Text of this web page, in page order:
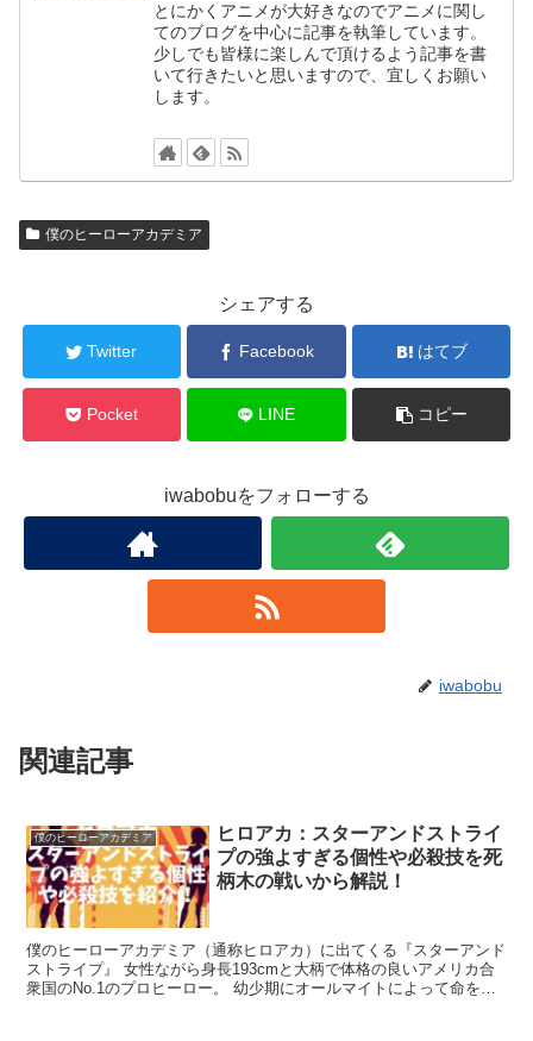
とにかくアニメが大好きなのでアニメに関し
てのブログを中心に記事を執筆しています。
少しでも皆様に楽しんで頂けるよう記事を書
いて行きたいと思いますので、宜しくお願い
します。
僕のヒーローアカデミア
シェアする
Twitter Facebook はてブ
Pocket LINE コピー
iwabobuをフォローする
iwabobu
関連記事
僕のヒーローアカデミア
ヒロアカ：スターアンドストライ
プの強よすぎる個性や必殺技を死
柄木の戦いから解説！
僕のヒーローアカデミア（通称ヒロアカ）に出てくる『スターアンド
ストライプ』 女性ながら身長193cmと大柄で体格の良いアメリカ合
衆国のNo.1のプロヒーロー。 幼少期にオールマイトによって命を救